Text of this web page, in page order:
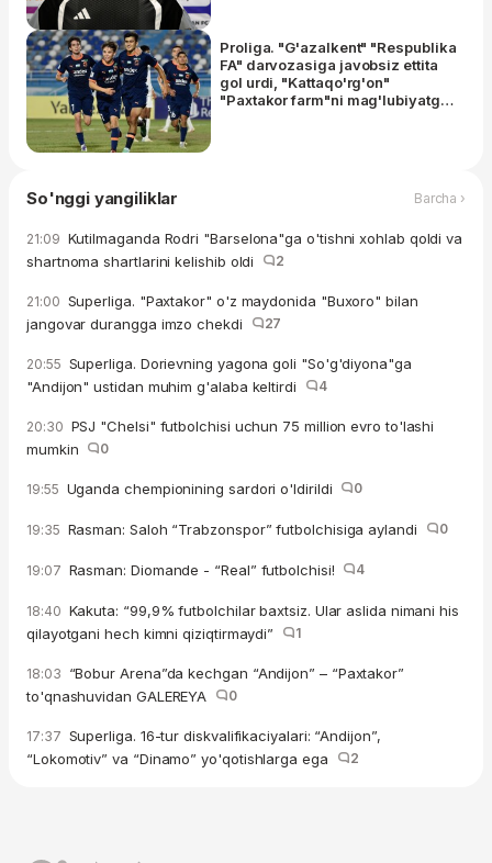
Proliga. "G'azalkent" "Respublika
FA" darvozasiga javobsiz ettita
gol urdi, "Kattaqo'rg'on"
"Paxtakor farm"ni mag'lubiyatga
So'nggi yangiliklar Barcha ›
21:09 Kutilmaganda Rodri "Barselona"ga o'tishni xohlab qoldi va
shartnoma shartlarini kelishib oldi
2
21:00 Superliga. "Paxtakor" o'z maydonida "Buxoro" bilan
jangovar durangga imzo chekdi
27
20:55 Superliga. Dorievning yagona goli "So'g'diyona"ga
"Andijon" ustidan muhim g'alaba keltirdi
4
20:30 PSJ "Chelsi" futbolchisi uchun 75 million evro to'lashi
mumkin
0
19:55 Uganda chempionining sardori o'ldirildi 0
19:35 Rasman: Saloh “Trabzonspor” futbolchisiga aylandi 0
19:07 Rasman: Diomande - “Real” futbolchisi! 4
18:40 Kakuta: “99,9% futbolchilar baxtsiz. Ular aslida nimani his
qilayotgani hech kimni qiziqtirmaydi”
1
18:03 “Bobur Arena”da kechgan “Andijon” – “Paxtakor”
to'qnashuvidan GALEREYA
0
17:37 Superliga. 16-tur diskvalifikaciyalari: “Andijon”,
“Lokomotiv” va “Dinamo” yo'qotishlarga ega
2